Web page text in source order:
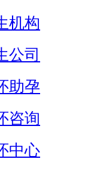
机构
公司
助孕
咨询
中心